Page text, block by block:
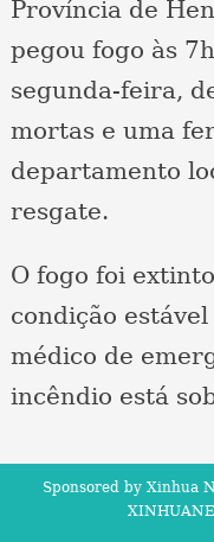
Província de
pegou fogo às
segunda-feira,
mortas e uma
departamento
resgate.
O fogo foi
condição
médico de
incêndio está
Sponsored by Xinhua